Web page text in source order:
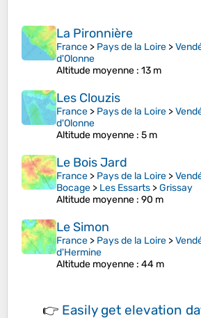
La Pironnière
France > Pays de la Loire >
d'Olonne
Altitude moyenne : 13 m
Les Clouzis
France > Pays de la Loire >
d'Olonne
Altitude moyenne : 5 m
Le Bois Jard
France > Pays de la Loire >
Bocage > Les Essarts >Grissay
Altitude moyenne : 90 m
Le Simon
France > Pays de la Loire >
d'Hermine
Altitude moyenne : 44 m
👉 Easily get elevation